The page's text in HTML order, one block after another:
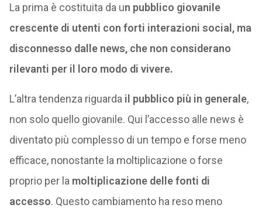
La prima è costituita da un pubblico giovanile
crescente di utenti con forti interazioni social, ma
disconnesso dalle news, che non considerano
rilevanti per il loro modo di vivere.
L’altra tendenza riguarda il pubblico più in generale,
non solo quello giovanile. Qui l’accesso alle news è
diventato più complesso di un tempo e forse meno
efficace, nonostante la moltiplicazione o forse
proprio per la moltiplicazione delle fonti di
accesso. Questo cambiamento ha reso meno